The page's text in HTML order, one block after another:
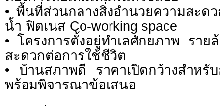
• พื้นที่ส่วนกลางสิ่งอำนวยความสะด
น้ำ ฟิตเนส Co-working space
• โครงการตั้งอยู่ทำเลศักยภาพ รา
สะดวกต่อการใช้ชีวิต
• บ้านสภาพดี ราคาเปิดกว้างสำหรับ
พร้อมพิจารณาข้อเสนอ